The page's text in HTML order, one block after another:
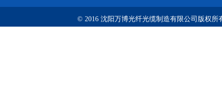
© 2016 沈阳万博光纤光缆制造有限公司版权所